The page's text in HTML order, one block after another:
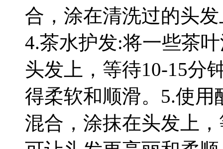
合，涂在清洗过的头
4.茶水护发:将一些茶
头发上，等待10-15分
得柔软和顺滑。5.使
混合，涂抹在头发上